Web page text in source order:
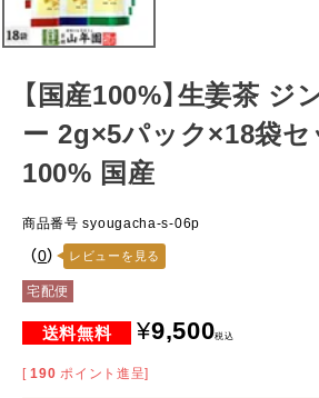
【国産100%】生姜茶 ジ
ー 2g×5パック×18袋セ
100% 国産
商品番号 syougacha-s-06p
（0） レビューを見る
宅配便
¥9,500税込
[ 190 ポイント進呈]